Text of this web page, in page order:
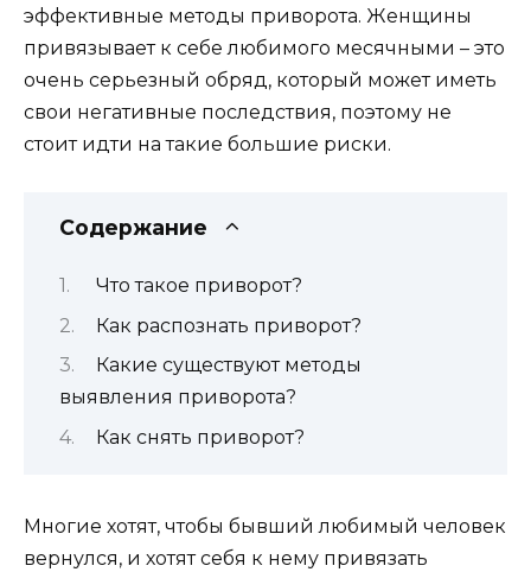
эффективные методы приворота. Женщины
привязывает к себе любимого месячными – это
очень серьезный обряд, который может иметь
свои негативные последствия, поэтому не
стоит идти на такие большие риски.
Содержание
Что такое приворот?
Как распознать приворот?
Какие существуют методы
выявления приворота?
Как снять приворот?
Многие хотят, чтобы бывший любимый человек
вернулся, и хотят себя к нему привязать